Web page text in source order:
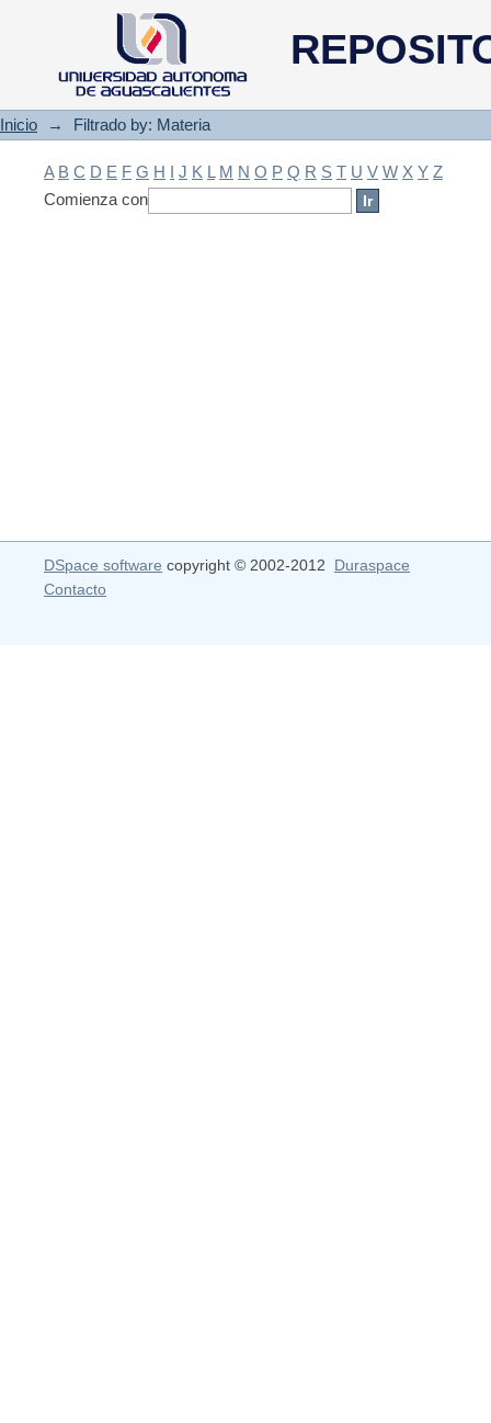
Filtrado by: Materia
Inicio → Filtrado by: Materia
A B C D E F G H I J K L M N O P Q R S T U V W X Y Z
Comienza con
DSpace software copyright © 2002-2012 Duraspace
Contacto